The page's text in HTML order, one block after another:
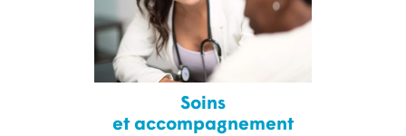
Soins
et accompagnement